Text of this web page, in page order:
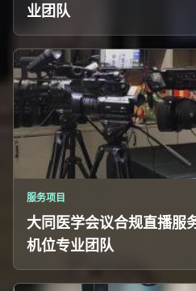
业团队
服务项目
大同医学会议合规直播服
机位专业团队